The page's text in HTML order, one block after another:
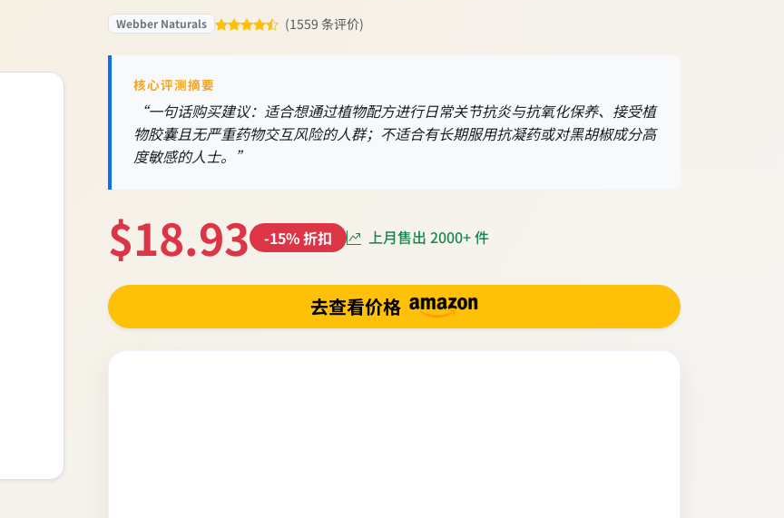
Webber Naturals (1559 条评价)
核心评测摘要
“一句话购买建议：适合想通过植物配方进行日常关节抗炎与抗氧化保养、接受植
物胶囊且无严重药物交互风险的人群；不适合有长期服用抗凝药或对黑胡椒成分高
度敏感的人士。”
$18.93 -15% 折扣 上月售出 2000+ 件
去查看价格